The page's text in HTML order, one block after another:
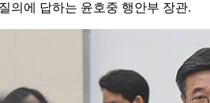
의에 답하는 윤호중 행안부 장관.